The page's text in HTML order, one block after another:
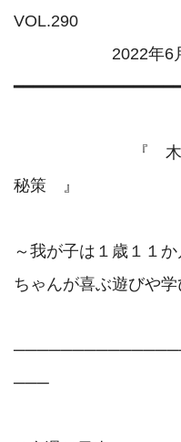
2022年6
『　木村美紀
秘策　』
～我が子は１歳１１
ちゃんが喜ぶ遊びや学
───